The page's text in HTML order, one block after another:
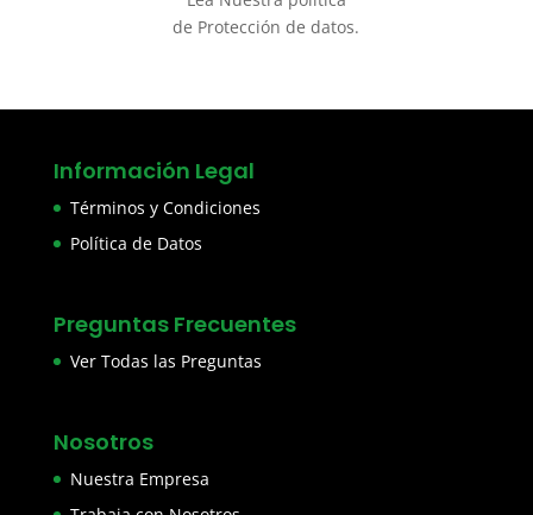
de Protección de datos.
Información Legal
Términos y Condiciones
Política de Datos
Preguntas Frecuentes
Ver Todas las Preguntas
Nosotros
Nuestra Empresa